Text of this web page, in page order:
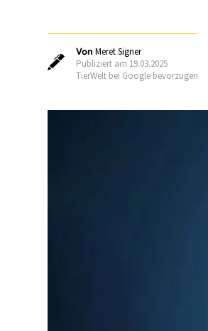
VonMeret Signer
Publiziert am 19.03.2025
TierWelt bei Google bevorzugen